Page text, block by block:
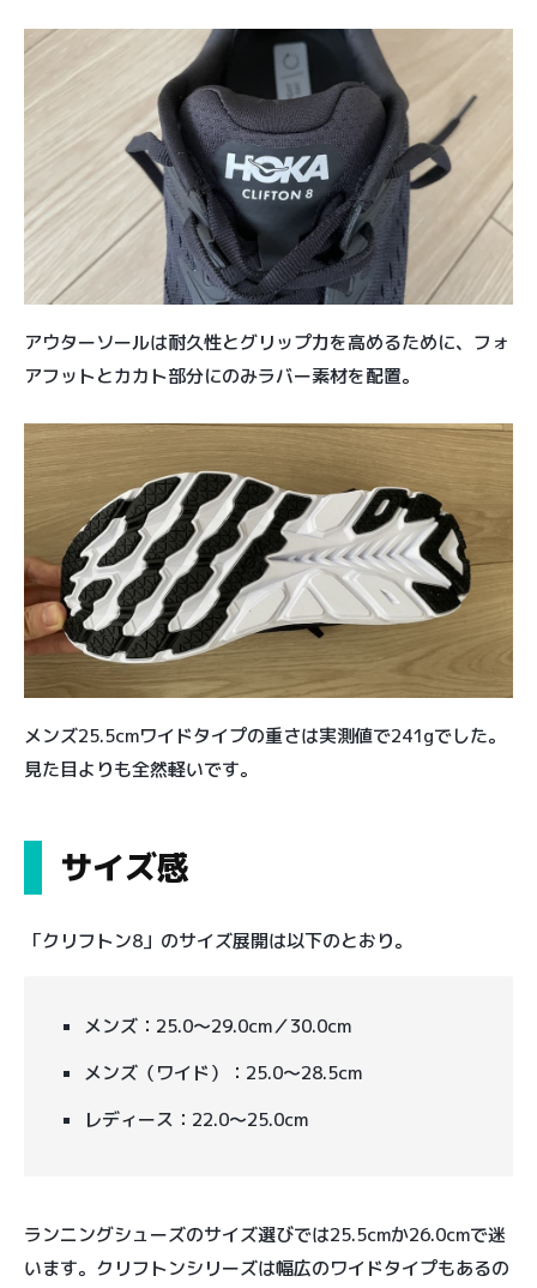
アウターソールは耐久性とグリップ力を高めるために、フォ
アフットとカカト部分にのみラバー素材を配置。
メンズ25.5cmワイドタイプの重さは実測値で241gでした。
見た目よりも全然軽いです。
サイズ感
「クリフトン8」のサイズ展開は以下のとおり。
メンズ：25.0〜29.0cm／30.0cm
メンズ（ワイド）：25.0〜28.5cm
レディース：22.0〜25.0cm
ランニングシューズのサイズ選びでは25.5cmか26.0cmで迷
います。クリフトンシリーズは幅広のワイドタイプもあるの